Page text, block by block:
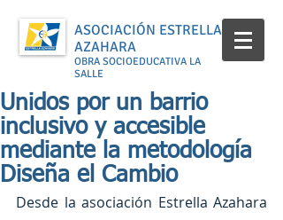
ASOCIACIÓN ESTRELLA
AZAHARA
OBRA SOCIOEDUCATIVA LA
SALLE
Unidos por un barrio
inclusivo y accesible
mediante la metodología
Diseña el Cambio
Desde la asociación Estrella Azahara